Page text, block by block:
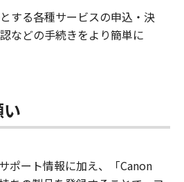
する各種サービスの申込・決
などの手続きをより簡単に
ポート情報に加え、「Canon